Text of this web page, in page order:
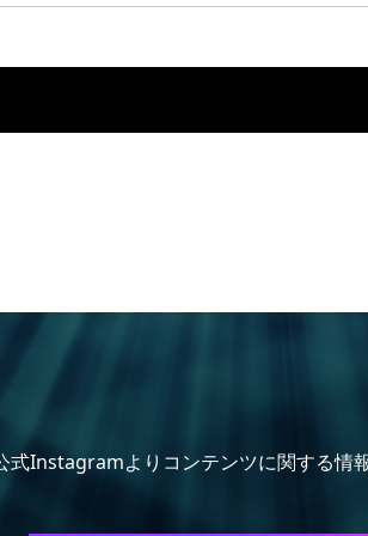
式Instagramよりコンテンツに関する情